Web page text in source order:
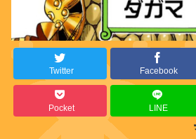
Twitter Facebook
Pocket LINE